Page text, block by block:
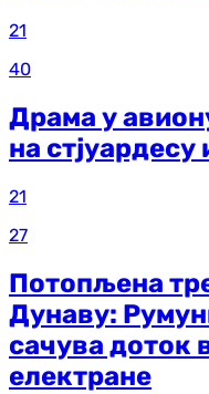
21
40
Драма у
на стјуардесу
21
27
Потопљена
Дунаву:
сачува доток
електране